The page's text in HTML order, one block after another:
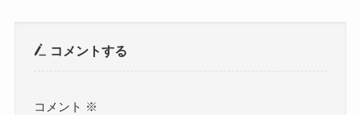
コメントする
コメント ※